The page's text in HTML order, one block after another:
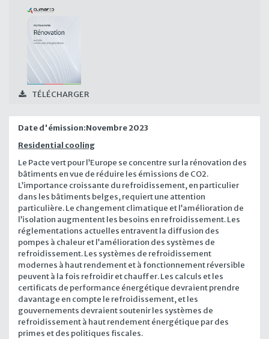
TÉLÉCHARGER
Date d'émission:Novembre 2023
Residential cooling
Le Pacte vert pour l’Europe se concentre sur la rénovation des
bâtiments en vue de réduire les émissions de CO2.
L’importance croissante du refroidissement, en particulier
dans les bâtiments belges, requiert une attention
particulière. Le changement climatique et l’amélioration de
l’isolation augmentent les besoins en refroidissement. Les
réglementations actuelles entravent la diffusion des
pompes à chaleur et l’amélioration des systèmes de
refroidissement. Les systèmes de refroidissement
modernes à haut rendement et à fonctionnement réversible
peuvent à la fois refroidir et chauffer. Les calculs et les
certificats de performance énergétique devraient prendre
davantage en compte le refroidissement, et les
gouvernements devraient soutenir les systèmes de
refroidissement à haut rendement énergétique par des
primes et des politiques fiscales.